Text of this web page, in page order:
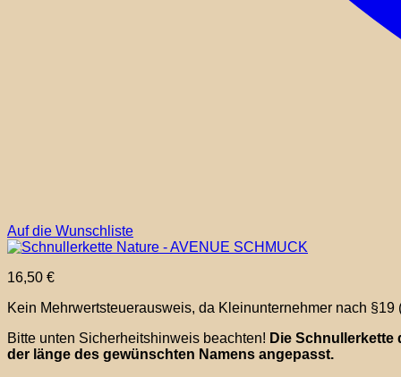
Auf die Wunschliste
16,50 €
Kein Mehrwertsteuerausweis, da Kleinunternehmer nach §19
Bitte unten Sicherheitshinweis beachten! Die Schnullerkette
der länge des gewünschten Namens angepasst.